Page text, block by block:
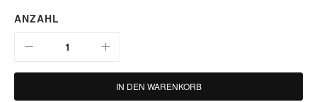
ANZAHL
IN DEN WARENKORB